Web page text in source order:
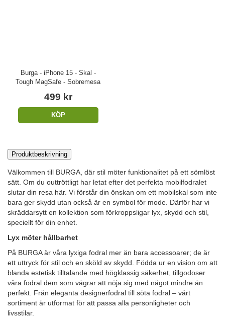
Burga - iPhone 15 - Skal -
Tough MagSafe - Sobremesa
499 kr
KÖP
Produktbeskrivning
Välkommen till BURGA, där stil möter funktionalitet på ett sömlöst
sätt. Om du outtröttligt har letat efter det perfekta mobilfodralet
slutar din resa här. Vi förstår din önskan om ett mobilskal som inte
bara ger skydd utan också är en symbol för mode. Därför har vi
skräddarsytt en kollektion som förkroppsligar lyx, skydd och stil,
speciellt för din enhet.
Lyx möter hållbarhet
På BURGA är våra lyxiga fodral mer än bara accessoarer; de är
ett uttryck för stil och en sköld av skydd. Födda ur en vision om att
blanda estetisk tilltalande med högklassig säkerhet, tillgodoser
våra fodral dem som vägrar att nöja sig med något mindre än
perfekt. Från eleganta designerfodral till söta fodral – vårt
sortiment är utformat för att passa alla personligheter och
livsstilar.